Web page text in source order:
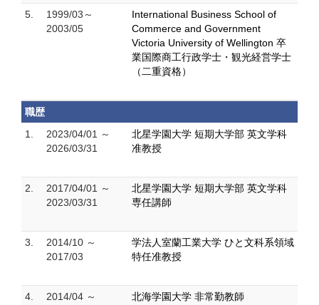
5.
1999/03～
2003/05
International Business School of
Commerce and Government
Victoria University of Wellington 卒
業国際商工行政学士・観光経営学士
（二重資格）
職歴
1.
2023/04/01 ～
2026/03/31
北星学園大学 短期大学部 英文学科
准教授
2.
2017/04/01 ～
2023/03/31
北星学園大学 短期大学部 英文学科
専任講師
3.
2014/10 ～
2017/03
学法人室蘭工業大学 ひと文科系領域
特任准教授
4. 2014/04 ～ 北海学園大学 非常勤教師